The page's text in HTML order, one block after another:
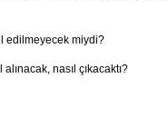
edilmeyecek miydi?
nasıl çıkacaktı?